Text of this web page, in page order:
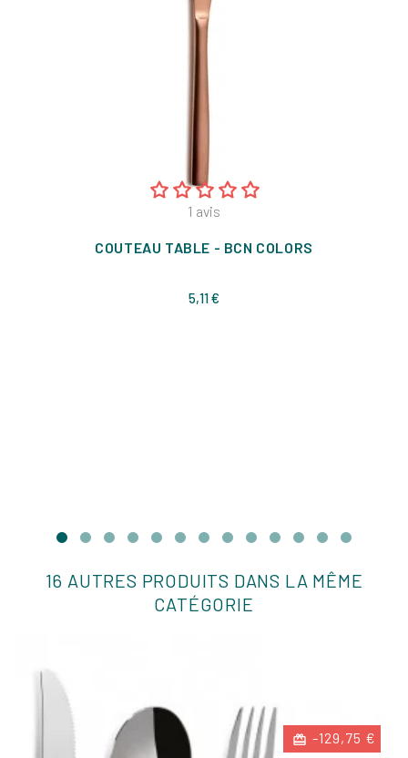
1 avis
COUTEAU TABLE - BCN COLORS
5,11 €
16 AUTRES PRODUITS DANS LA MÊME
CATÉGORIE
-129,75 €